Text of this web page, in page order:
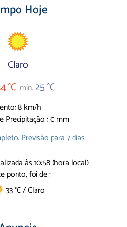
Hoje
Claro
°C mín.25 °C
8 km/h
Precipitação : 0 mm
Previsão para 7 dias
às 10:58 (hora local)
ponto, foi de :
33 °C / Claro